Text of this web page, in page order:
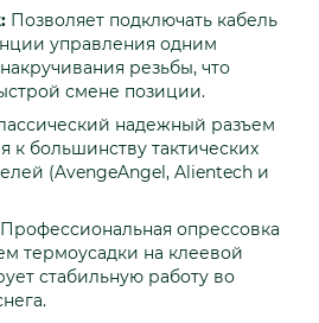
Позволяет подключать кабель
управления одним
резьбы, что
смене позиции.
надежный разъем
к большинству тактических
(AvengeAngel, Alientech и
Профессиональная опрессовка
термоусадки на клеевой
стабильную работу во